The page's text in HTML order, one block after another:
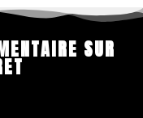
SUR